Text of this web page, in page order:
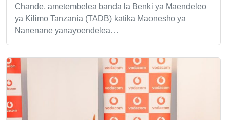
Chande, ametembelea banda la Benki ya Maendeleo
ya Kilimo Tanzania (TADB) katika Maonesho ya
Nanenane yanayoendelea…